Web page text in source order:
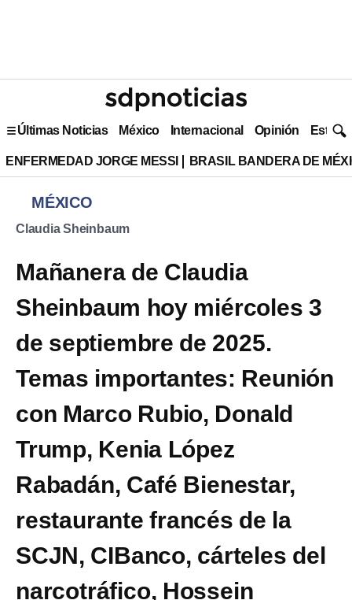
Últimas Noticias México Internacional Opinión Estilo
ENFERMEDAD JORGE MESSI BRASIL BANDERA DE
MÉXICO
Claudia Sheinbaum
Mañanera de Claudia
Sheinbaum hoy miércoles 3
de septiembre de 2025.
Temas importantes: Reunión
con Marco Rubio, Donald
Trump, Kenia López
Rabadán, Café Bienestar,
restaurante francés de la
SCJN, CIBanco, cárteles del
narcotráfico, Hossein